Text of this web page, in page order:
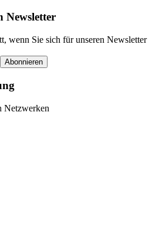
Newsletter
wenn Sie sich für unseren Newsletter
Abonnieren
Netzwerken